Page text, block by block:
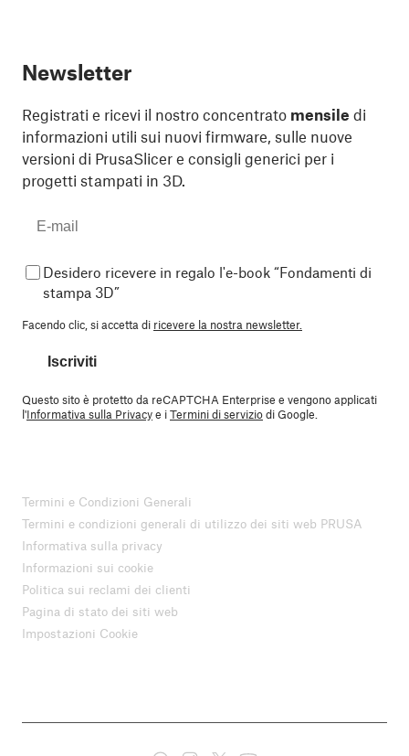
Newsletter
Registrati e ricevi il nostro concentrato mensile di
informazioni utili sui nuovi firmware, sulle nuove
versioni di PrusaSlicer e consigli generici per i
progetti stampati in 3D.
Desidero ricevere in regalo l'e-book “Fondamenti di
stampa 3D”
Facendo clic, si accetta di ricevere la nostra newsletter.
Iscriviti
Questo sito è protetto da reCAPTCHA Enterprise e vengono applicati
l'Informativa sulla Privacye iTermini di serviziodi Google.
Termini e Condizioni Generali
Termini e condizioni generali di utilizzo dei siti web PRUSA
Informativa sulla privacy
Informazioni sui cookie
Politica sui reclami dei clienti
Pagina di stato dei siti web
Impostazioni Cookie